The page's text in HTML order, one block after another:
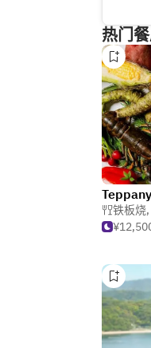
热门
铁板烧,